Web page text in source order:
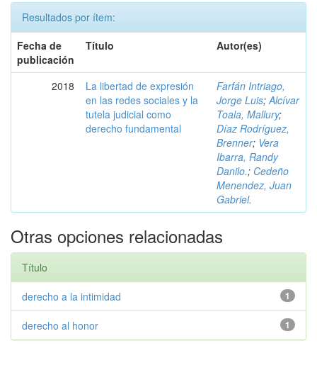
Resultados por ítem:
Fecha de
publicación
Título Autor(es)
2018
La libertad de expresión
en las redes sociales y la
tutela judicial como
derecho fundamental
Farfán Intriago,
Jorge Luis;Alcívar
Toala, Mallury;
Díaz Rodríguez,
Brenner; Vera
Ibarra, Randy
Danilo.; Cedeño
Menendez, Juan
Gabriel.
Otras opciones relacionadas
Título
1
derecho a la intimidad
1
derecho al honor